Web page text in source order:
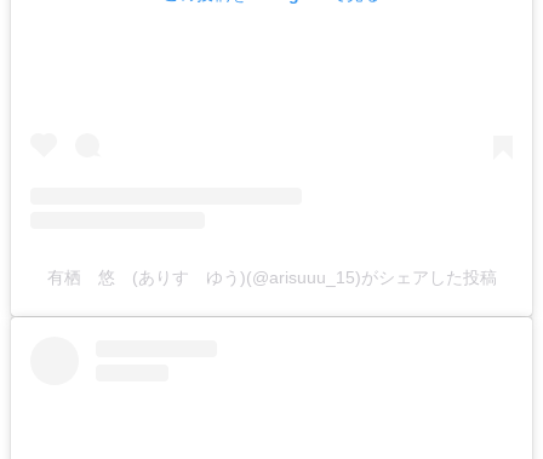
有栖 悠 (ありす ゆう)(@arisuuu_15)がシェアした投稿